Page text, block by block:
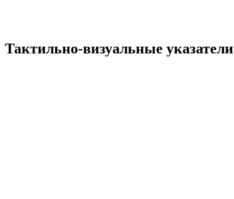
Тактильно-визуальные указатели